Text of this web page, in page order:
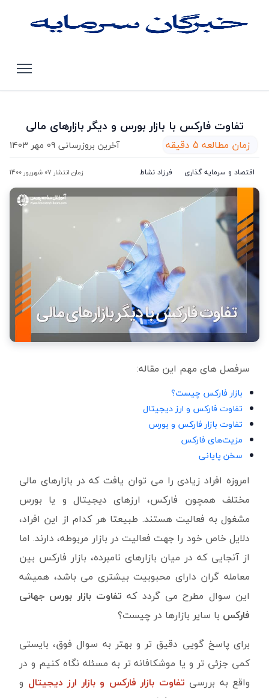
تفاوت فارکس با بازار بورس و دیگر بازارهای مالی
زمان مطالعه 5 دقیقه آخرین بروزرسانی 09 مهر 1403
اقتصاد و سرمایه گذاری فرزاد نشاط زمان انتشار 07 شهریور 1400
سرفصل های مهم این مقاله:
بازار فارکس چیست؟
تفاوت فارکس و ارز دیجیتال
تفاوت بازار فارکس و بورس
مزیت‌های فارکس
سخن پایانی
امروزه افراد زیادی را می توان یافت که در بازارهای مالی
مختلف همچون فارکس، ارزهای دیجیتال و یا بورس
مشغول به فعالیت هستند. طبیعتا هر کدام از این افراد،
دلایل خاص خود را جهت فعالیت در بازار مربوطه، دارند. اما
از آنجایی که در میان بازارهای نامبرده، بازار فارکس بین
معامله گران دارای محبوبیت بیشتری می باشد، همیشه
این سوال مطرح می گردد که تفاوت بازار بورس جهانی
فارکس با سایر بازارها در چیست؟
برای پاسخ گویی دقیق تر و بهتر به سوال فوق، بایستی
کمی جزئی تر و یا موشکافانه تر به مسئله نگاه کنیم و در
واقع به بررسی تفاوت بازار فارکس و بازار ارز دیجیتال و